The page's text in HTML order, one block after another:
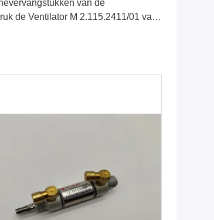
van de
de Ventilator M 2.115.2411/01 van